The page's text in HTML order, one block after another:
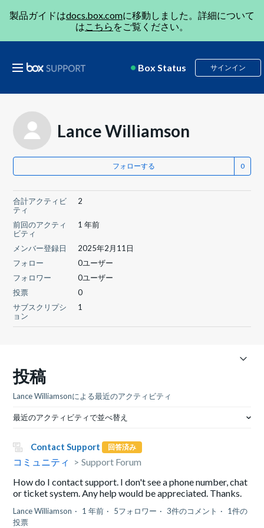
製品ガイドはdocs.box.comに移動しました。詳細について
はこちら をご覧ください。
Box Status サインイン
Lance Williamson
フォローする
合計アクティビ
ティ
2
前回のアクティ
ビティ
1 年前
メンバー登録日
2025年2月11日
フォロー
0ユーザー
フォロワー
0ユーザー
投票
0
サブスクリプシ
ョン
1
投稿
Lance Williamsonによる最近のアクティビティ
最近のアクティビティで並べ替え
Contact Support 回答済み
コミュニティ
Support Forum
How do I contact support. I don't see a phone number, chat
or ticket system. Any help would be appreciated. Thanks.
Lance Williamson 1 年前 5フォロワー 3件のコメント
1件の
投票